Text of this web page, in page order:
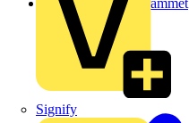
Signify